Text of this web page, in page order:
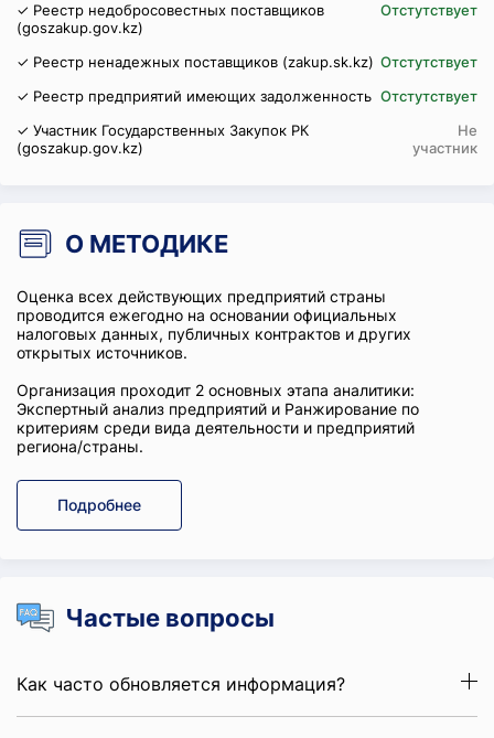
✓ Реестр недобросовестных поставщиков
(goszakup.gov.kz)
Отстутствует
✓ Реестр ненадежных поставщиков (zakup.sk.kz) Отстутствует
✓ Реестр предприятий имеющих задолженность Отстутствует
✓ Участник Государственных Закупок РК
(goszakup.gov.kz)
Не
участник
О МЕТОДИКЕ
Оценка всех действующих предприятий страны
проводится ежегодно на основании официальных
налоговых данных, публичных контрактов и других
открытых источников.
Организация проходит 2 основных этапа аналитики:
Экспертный анализ предприятий и Ранжирование по
критериям среди вида деятельности и предприятий
региона/страны.
Подробнее
Частые вопросы
Как часто обновляется информация?